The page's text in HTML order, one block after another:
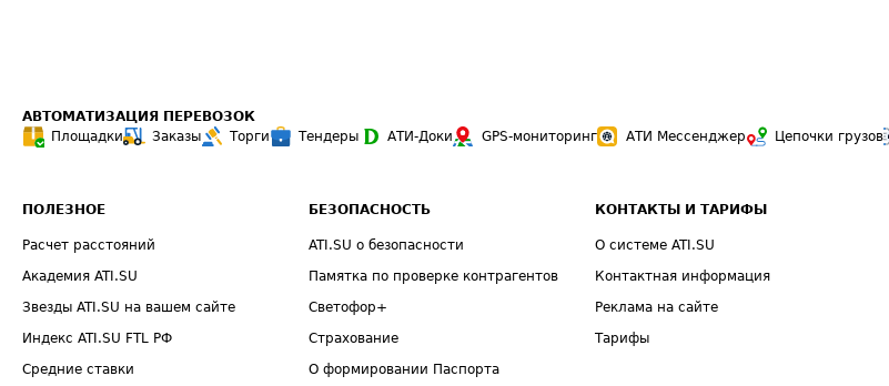
АВТОМАТИЗАЦИЯ ПЕРЕВОЗОК
Площадки
Заказы Торги Тендеры АТИ-Доки GPS-мониторинг АТИ Мессенджер Цепочки грузов
ПОЛЕЗНОЕ
Расчет расстояний
Академия ATI.SU
Звезды ATI.SU на вашем сайте
Индекс ATI.SU FTL РФ
Средние ставки
БЕЗОПАСНОСТЬ
ATI.SU о безопасности
Памятка по проверке контрагентов
Светофор+
Страхование
О формировании Паспорта
КОНТАКТЫ И ТАРИФЫ
О системе ATI.SU
Контактная информация
Реклама на сайте
Тарифы